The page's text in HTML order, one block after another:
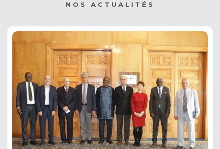
NOS ACTUALITÉS